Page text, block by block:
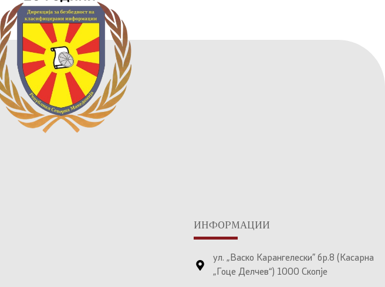
ИНФОРМАЦИИ
ул. „Васко Карангелески” бр.8 (Касарна
„Гоце Делчев“) 1000 Скопје